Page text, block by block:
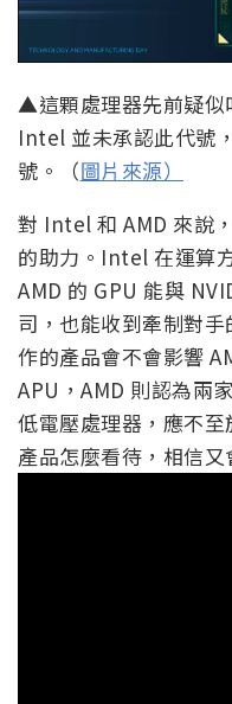
▲這顆處理器先前疑似
Intel 並未承認此代號
號。（圖片來源）
對 Intel 和 AMD 來說
的助力。Intel 在運算
AMD 的 GPU 能與
司，也能收到牽制對
作的產品會不會影響
APU，AMD 則認為兩
低電壓處理器，應不
產品怎麼看待，相信又